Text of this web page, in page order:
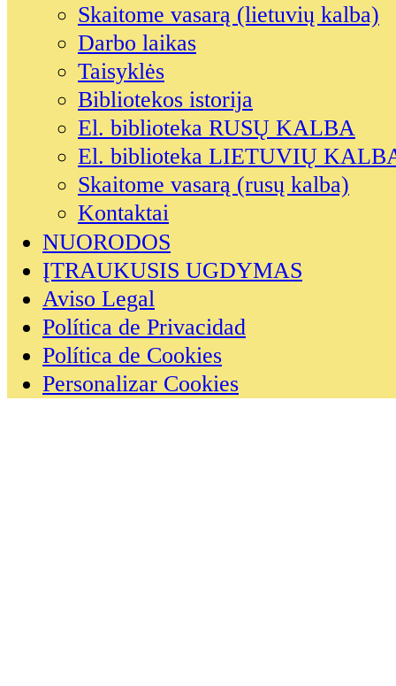
Skaitome vasarą (lietuvių kalba)
Darbo laikas
Taisyklės
Bibliotekos istorija
El. biblioteka RUSŲ KALBA
El. biblioteka LIETUVIŲ
Skaitome vasarą (rusų kalba)
Kontaktai
NUORODOS
ĮTRAUKUSIS UGDYMAS
Aviso Legal
Política de Privacidad
Política de Cookies
Personalizar Cookies